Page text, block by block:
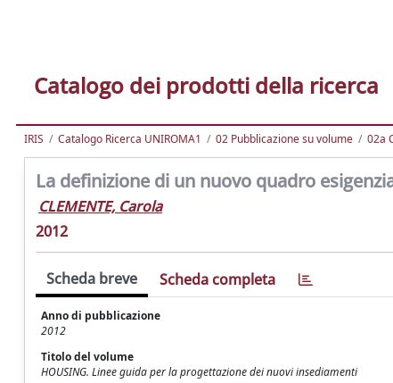
Catalogo dei prodotti della ricerca
IRIS Catalogo Ricerca UNIROMA1 02 Pubblicazione su volume 02a
La definizione di un nuovo quadro
CLEMENTE, Carola
2012
Scheda breve Scheda completa
Anno di pubblicazione
2012
Titolo del volume
HOUSING. Linee guida per la progettazione dei nuovi insediamenti